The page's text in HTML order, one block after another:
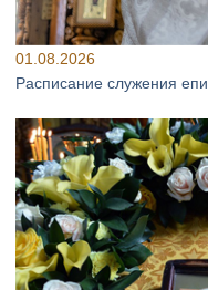
01.08.2026
Расписание служения